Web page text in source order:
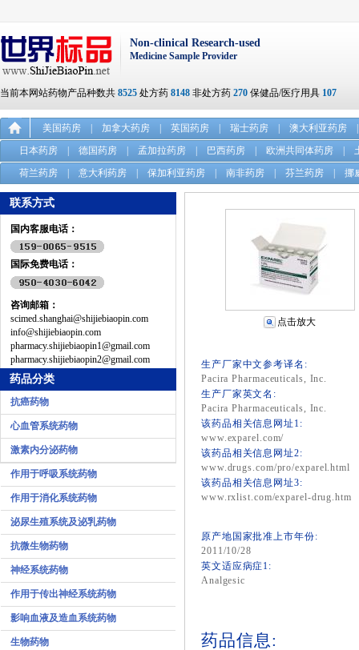
Non-clinical Research-used
Medicine Sample Provider
当前本网站药物产品种数共 8525 处方药 8148 非处方药 270 保健品/医疗用具 107
美国药房 加拿大药房 英国药房 瑞士药房 澳大利亚药房
日本药房
德国药房 孟加拉药房 巴西药房 欧洲共同体药房
荷兰药房
意大利药房 保加利亚药房 南非药房 芬兰药房 挪
联系方式
国内客服电话：
国际免费电话：
咨询邮箱：
scimed.shanghai@shijiebiaopin.com
info@shijiebiaopin.com
pharmacy.shijiebiaopin1@gmail.com
pharmacy.shijiebiaopin2@gmail.com
药品分类
抗癌药物
心血管系统药物
激素内分泌药物
作用于呼吸系统药物
作用于消化系统药物
泌尿生殖系统及泌乳药物
抗微生物药物
神经系统药物
作用于传出神经系统药物
影响血液及造血系统药物
生物药物
点击放大
生产厂家中文参考译名:
Pacira Pharmaceuticals, Inc.
生产厂家英文名:
Pacira Pharmaceuticals, Inc.
该药品相关信息网址1:
www.exparel.com/
该药品相关信息网址2:
www.drugs.com/pro/exparel.html
该药品相关信息网址3:
www.rxlist.com/exparel-drug.htm
原产地国家批准上市年份:
2011/10/28
英文适应病症1:
Analgesic
药品信息: